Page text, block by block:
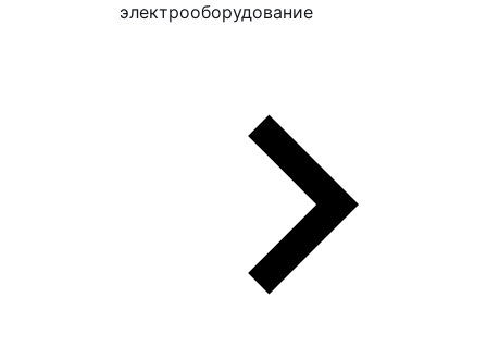
электрооборудование